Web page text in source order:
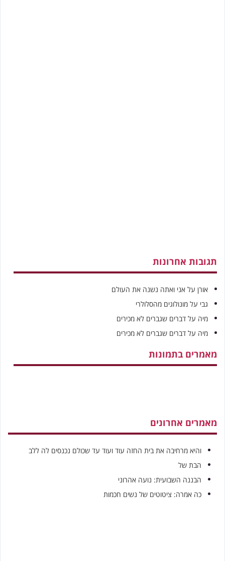
מאמרים אחרונים
והיא מרחיבה את בית החזה עוד ועוד עד שכולם נכנסים לה ללב
הבת של
הבננה השבועית: נועה אהרוני
כה אמרה: ציטוטים של נשים חכמות
תגובות אחרונות
אורן על אני ואתה נשנה את העולם
גבי על מונולוגים מהסלולרי
מיה על דברים שגברים לא מכירים
מיה על דברים שגברים לא מכירים
מאמרים בתמונות